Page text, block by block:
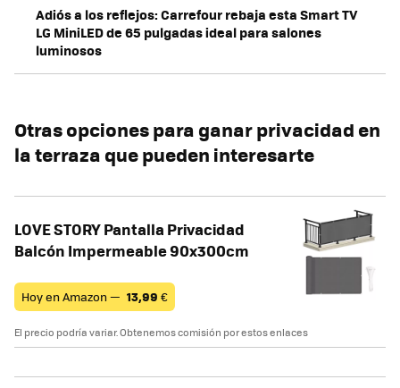
Adiós a los reflejos: Carrefour rebaja esta Smart TV
LG MiniLED de 65 pulgadas ideal para salones
luminosos
Otras opciones para ganar privacidad en
la terraza que pueden interesarte
LOVE STORY Pantalla Privacidad
Balcón Impermeable 90x300cm
Hoy en Amazon — 13,99 €
El precio podría variar. Obtenemos comisión por estos enlaces